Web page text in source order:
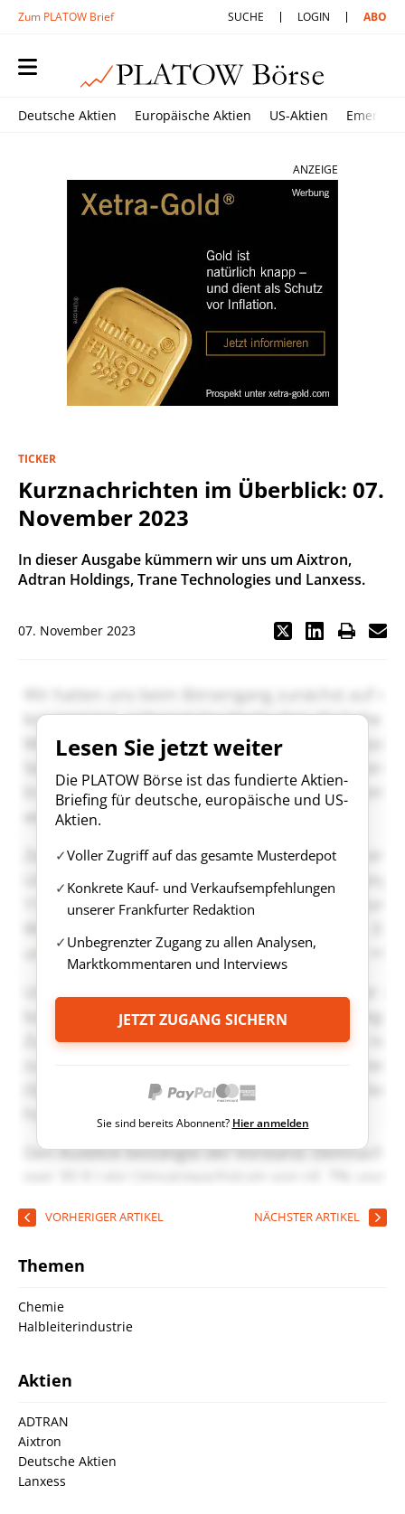
Zum PLATOW Brief SUCHE LOGIN ABO
Deutsche Aktien Europäische Aktien US-Aktien
ANZEIGE
TICKER
Kurznachrichten im Überblick: 07.
November 2023
In dieser Ausgabe kümmern wir uns um Aixtron,
Adtran Holdings, Trane Technologies und Lanxess.
07. November 2023
Lesen Sie jetzt weiter
Die PLATOW Börse ist das fundierte Aktien-
Briefing für deutsche, europäische und US-
Aktien.
Voller Zugriff auf das gesamte Musterdepot
Konkrete Kauf- und Verkaufsempfehlungen
unserer Frankfurter Redaktion
Unbegrenzter Zugang zu allen Analysen,
Marktkommentaren und Interviews
JETZT ZUGANG SICHERN
Sie sind bereits Abonnent? Hier anmelden
VORHERIGER ARTIKEL NÄCHSTER ARTIKEL
Themen
Chemie
Halbleiterindustrie
Aktien
ADTRAN
Aixtron
Deutsche Aktien
Lanxess